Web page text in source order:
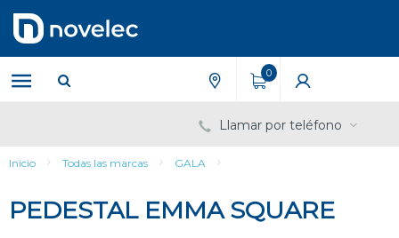
contenido
menú
de
navegación
0
Llamar por teléfono
Inicio Todas las marcas GALA
PEDESTAL EMMA SQUARE